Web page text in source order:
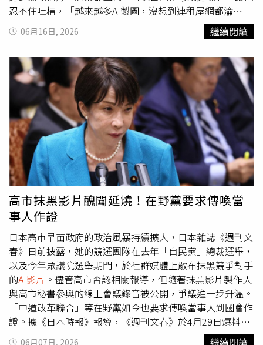
也不是值得信賴的鄰國。菲律賓海岸防衛隊發言人塔里耶拉
（Jay Tarriela）也在社群平台X轉發影片，直指這是「赤裸
裸的種族主義」。他強調，「這個時代絕不容許種族歧視，
任何透過貶低其他族群來羞辱他人的行為，都理應受到譴
責。菲律賓人不是猴子！」2016年，位於荷蘭海牙的常設
仲裁法院裁定，大陸以「九段線」主張南海大部分海域權利
缺乏國際法依據，並否定其部分主權聲索，但北京始終拒絕
接受與承認該項裁決。近年來，大陸與菲律賓因南海主權爭
議持續升溫，雙方海警、公務船及漁船多次在爭議海域對
峙，大陸海警也數度被菲方指控使用高壓水砲驅離菲律賓船
隻。黃岩島（Scarborough Shoal，台灣稱民主礁）距離菲
律賓約160公里，距離大陸約800公里，是雙方衝突焦點之
一。今年6月，北京曾在黃岩島入口設置浮動屏障，後來在
菲律賓提出外交抗議後拆除；同月，大陸也宣布制裁鐵歐多
洛及其直系親屬，禁止入境大陸、香港及澳門，使兩國外交
與安全情勢持續緊繃。菲律賓國防部痛批大陸官媒發布的
影片涉及種族歧視與仇恨宣傳，要求停止散播相關內容。
（圖／翻攝自臉書，Department of National Defense -
Philippines）
忍不住吐槽，「越來越多AI製圖，沒想到連租屋網都淪
陷」、「房東自己都知道怎麼樣的房子比較容易租出去，卻
不願意花一毛錢裝潢」。貼文曝光後，不少鄉民紛紛在底下
留言，「真的遇到很多要看房才說漏水、租出去的AI圖，實
際是舊酒店改的，現場一堆煙味和霉味」、「希望租屋網站
可以盡快跟上某些平台會備註『本內容可能由AI生成』的參
考資訊，以前租屋詐騙就很嚴重了，現在還混AI，不要搞人
心態啦」、「什麼時候要出AI相關法律，長輩被一些
AI影片
騙得團團轉，我跟他說是AI他還不信」、「竹南頭份最近也
開始很多AI房仲，要買透天結果都給我傳AI圖」、「家具根
本不是重點，重點是燈、磁磚和天花板，可以改一下嗎謝
謝」。也有人說，「用AI改沒毛病啊，他可以確實反映出你
用心佈置可以長這個樣子」、「還好吧，格局硬裝都沒有
改，軟裝本來就是自己可以佈置的」、「牆壁、天花板、地
板都沒改啊，而且大小也一樣，只是『家飾』設計不同，我
覺得沒有很誇張啊，有點像樣品的概念 」、「一個未來可
能性的佈置藍圖讓妳參考，主結構沒改變沒毛病」、「如果
有附原圖還可以接受，沒附就根本照騙，幫租客幻想一下自
己大改的樣子」。
06月16日, 2026 繼續閱讀
高市抹黑影片醜聞延燒！在野黨要求傳喚當
事人作證
日本高市早苗政府的政治風暴持續擴大，日本雜誌《週刊文
春》日前披露，她的競選團隊在去年「自民黨」總裁選舉，
以及今年眾議院選舉期間，於社群媒體上散布抹黑競爭對手
的AI影片 。儘管高市否認相關報導，但隨著抹黑影片製作人
與高市秘書參與的線上會議錄音被公開，爭議進一步升溫。
「中道改革聯合」等在野黨如今也要求傳喚當事人到國會作
證。據《日本時報》報導，《週刊文春》於4月29日爆料，
高市的秘書木下剛志曾與影片製作人松井健共謀，協助在社
06月07日, 2026 繼續閱讀